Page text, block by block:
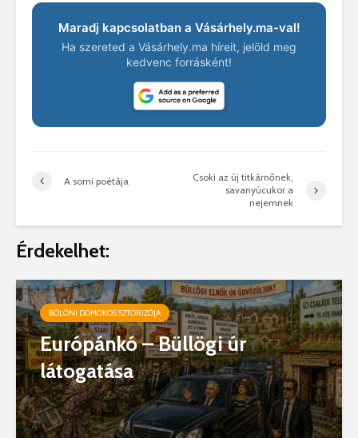
Maradj kapcsolatban a Vásárhely.ma-val!
Ha szereted a Vásárhely.ma híreit, jelöld meg
kedvenc forrásként!
A somi poétája
Csoki az új titkárnőnek,
savanyúcukor a
nejemnek
Érdekelhet:
BÖLÖNI DOMOKOS SZTORIZÓJA
Európánkó – Büllögi úr
látogatása